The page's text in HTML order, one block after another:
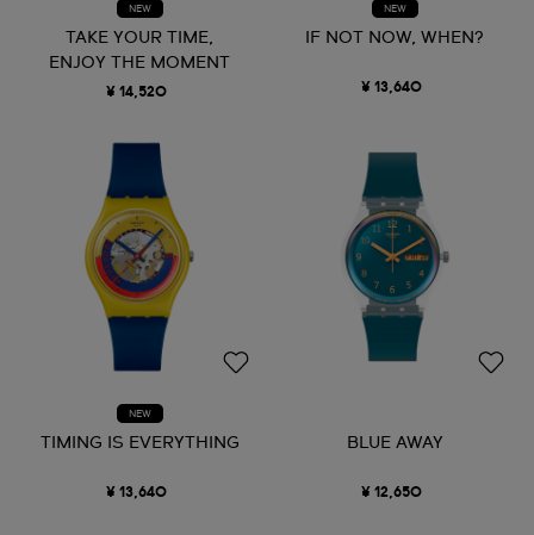
NEW
TAKE YOUR TIME,
ENJOY THE MOMENT
¥ 14,520
NEW
IF NOT NOW, WHEN?
¥ 13,640
NEW
TIMING IS EVERYTHING
¥ 13,640
BLUE AWAY
¥ 12,650